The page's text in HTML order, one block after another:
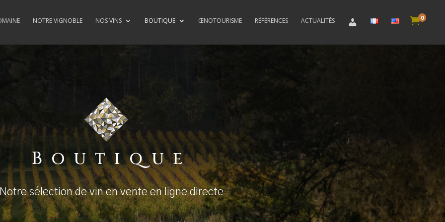
NOTRE VIGNOBLE NOS VINS BOUTIQUE ŒNOTOURISME RÉFÉRENCES ACTUALITÉS 0
Boutique
sélection de vin en vente en ligne directe